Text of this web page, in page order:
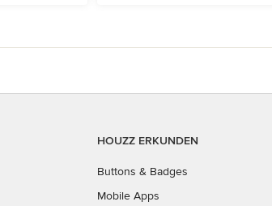
HOUZZ ERKUNDEN
Buttons & Badges
Mobile Apps